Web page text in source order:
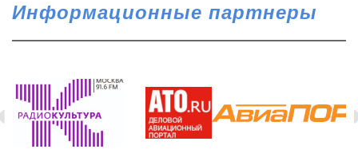
Информационные партнеры